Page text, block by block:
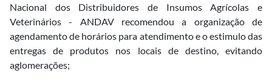
Nacional dos Distribuidores de Insumos Agrícolas e
Veterinários - ANDAV recomendou a organização de
agendamento de horários para atendimento e o estimulo das
entregas de produtos nos locais de destino, evitando
aglomerações;